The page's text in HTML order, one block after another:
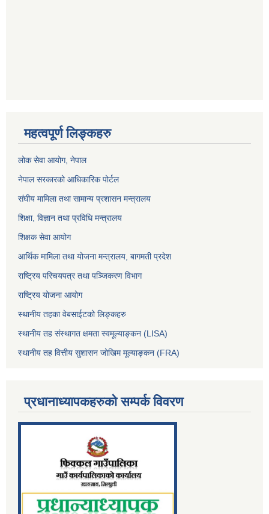
महत्वपूर्ण लिङ्कहरु
लोक सेवा आयोग, नेपाल
नेपाल सरकारको आधिकारिक पोर्टल
संघीय मामिला तथा सामान्य प्रशासन मन्त्रालय
शिक्षा, विज्ञान तथा प्रविधि मन्त्रालय
शिक्षक सेवा आयोग
आर्थिक मामिला तथा योजना मन्त्रालय, बागमती प्रदेश
राष्ट्रिय परिचयपत्र तथा पञ्जिकरण विभाग
राष्ट्रिय योजना आयोग
स्थानीय तहका वेबसाईटको लिङ्कहरु
स्थानीय तह संस्थागत क्षमता स्वमूल्याङ्कन (LISA)
स्थानीय तह वित्तीय सुशासन जोखिम मूल्याङ्कन (FRA)
प्रधानाध्यापकहरुको सम्पर्क विवरण